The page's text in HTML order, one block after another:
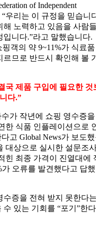
of Independent
“우리는 이 규정을 믿습니
노력하고 있음을 사람
니다.”라고 말했습니다.
객의 약 9~11%가 식료품
므로 반드시 확인해 볼
국 제품 구입에 필요한 것
다.”
가 작년에 쇼핑 영수증을
한 식품 인플레이션으로
고 Global News가 보도
대상으로 실시한 설문조
힌 최종 가격이 진열대에
오류를 발견했다고 답했
증을 전혀 받지 못한다
있는 기회를 “포기”한다